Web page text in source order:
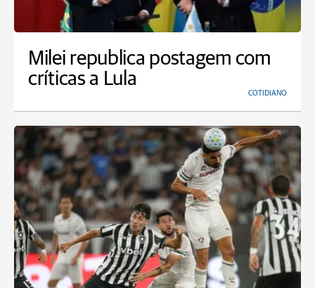
Milei republica postagem com
críticas a Lula
COTIDIANO